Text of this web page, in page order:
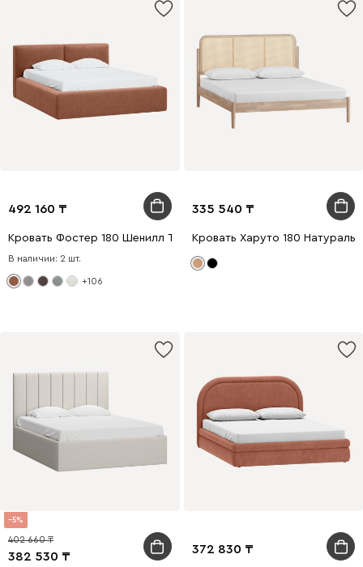
492 160
Кровать Фостер 180 Шенилл Терракотовый
В наличии: 2 шт.
+106
335 540
Кровать Харуто 180
5
382 530
402 660
372 830